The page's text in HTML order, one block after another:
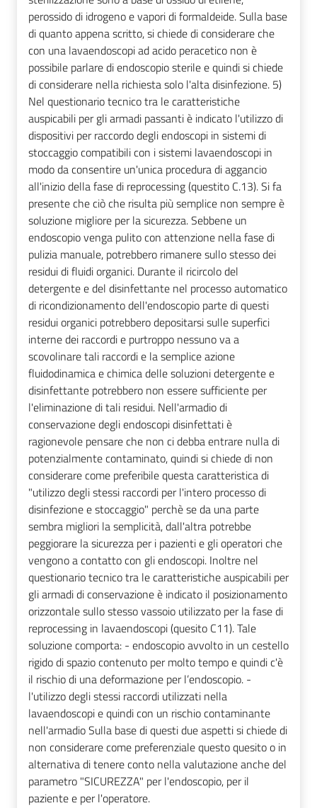
perossido di idrogeno e vapori di formaldeide. Sulla base
di quanto appena scritto, si chiede di considerare che
con una lavaendoscopi ad acido peracetico non è
possibile parlare di endoscopio sterile e quindi si chiede
di considerare nella richiesta solo l'alta disinfezione. 5)
Nel questionario tecnico tra le caratteristiche
auspicabili per gli armadi passanti è indicato l'utilizzo di
dispositivi per raccordo degli endoscopi in sistemi di
stoccaggio compatibili con i sistemi lavaendoscopi in
modo da consentire un'unica procedura di aggancio
all'inizio della fase di reprocessing (questito C.13). Si fa
presente che ciò che risulta più semplice non sempre è
soluzione migliore per la sicurezza. Sebbene un
endoscopio venga pulito con attenzione nella fase di
pulizia manuale, potrebbero rimanere sullo stesso dei
residui di fluidi organici. Durante il ricircolo del
detergente e del disinfettante nel processo automatico
di ricondizionamento dell'endoscopio parte di questi
residui organici potrebbero depositarsi sulle superfici
interne dei raccordi e purtroppo nessuno va a
scovolinare tali raccordi e la semplice azione
fluidodinamica e chimica delle soluzioni detergente e
disinfettante potrebbero non essere sufficiente per
l'eliminazione di tali residui. Nell'armadio di
conservazione degli endoscopi disinfettati è
ragionevole pensare che non ci debba entrare nulla di
potenzialmente contaminato, quindi si chiede di non
considerare come preferibile questa caratteristica di
"utilizzo degli stessi raccordi per l'intero processo di
disinfezione e stoccaggio" perchè se da una parte
sembra migliori la semplicità, dall'altra potrebbe
peggiorare la sicurezza per i pazienti e gli operatori che
vengono a contatto con gli endoscopi. Inoltre nel
questionario tecnico tra le caratteristiche auspicabili per
gli armadi di conservazione è indicato il posizionamento
orizzontale sullo stesso vassoio utilizzato per la fase di
reprocessing in lavaendoscopi (quesito C11). Tale
soluzione comporta: - endoscopio avvolto in un cestello
rigido di spazio contenuto per molto tempo e quindi c'è
il rischio di una deformazione per l’endoscopio. -
l'utilizzo degli stessi raccordi utilizzati nella
lavaendoscopi e quindi con un rischio contaminante
nell'armadio Sulla base di questi due aspetti si chiede di
non considerare come preferenziale questo quesito o in
alternativa di tenere conto nella valutazione anche del
parametro "SICUREZZA" per l'endoscopio, per il
paziente e per l'operatore.